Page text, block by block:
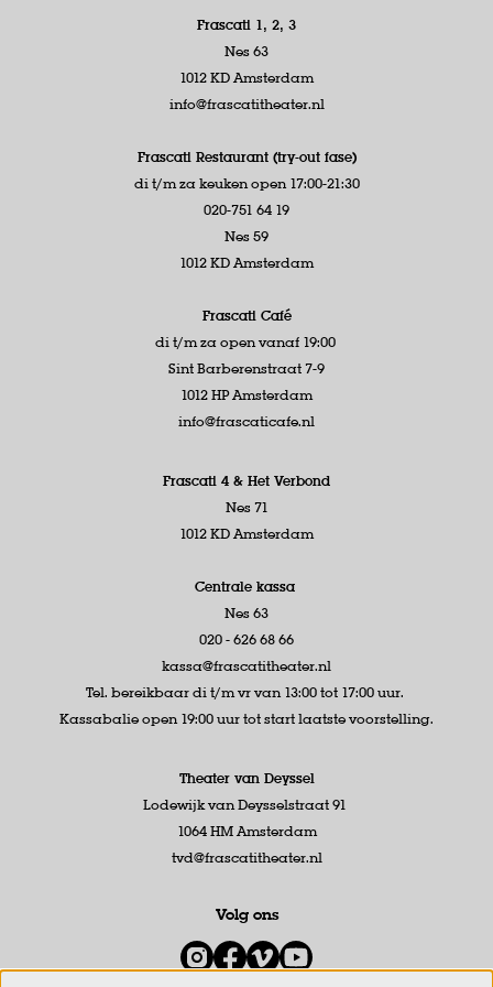
Frascati 1, 2, 3
Nes 63
1012 KD Amsterdam
info@frascatitheater.nl
Frascati Restaurant (try-out fase)
di t/m za keuken open 17:00-21:30
020-751 64 19
Nes 59
1012 KD Amsterdam
Frascati Café
di t/m za open vanaf 19:00
Sint Barberenstraat 7-9
1012 HP Amsterdam
info@frascaticafe.nl
Frascati 4 & Het Verbond
Nes 71
1012 KD Amsterdam
Centrale kassa
Nes 63
020 - 626 68 66
kassa@frascatitheater.nl
Tel. bereikbaar di t/m vr van 13:00 tot 17:00 uur.
Kassabalie open 19:00 uur tot start laatste voorstelling.
Theater van Deyssel
Lodewijk van Deysselstraat 91
1064 HM Amsterdam
tvd@frascatitheater.nl
Volg ons